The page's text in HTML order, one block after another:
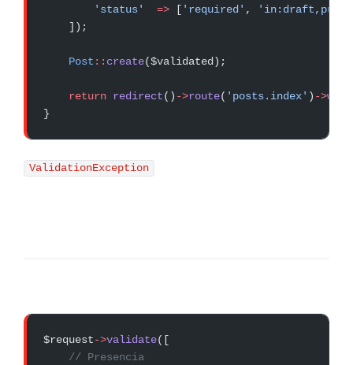
        'status'
  =>
[ 'required' ,
    ]);
    Post
:: create($validated);
    return
redirect() ->route( 'posts.index' ) ->with
}
ValidationException
$request->validate([
    // Presencia